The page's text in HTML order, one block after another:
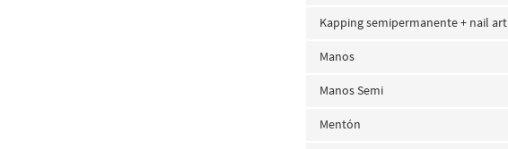
Kapping semipermanente + nail art
Manos
Manos Semi
Mentón